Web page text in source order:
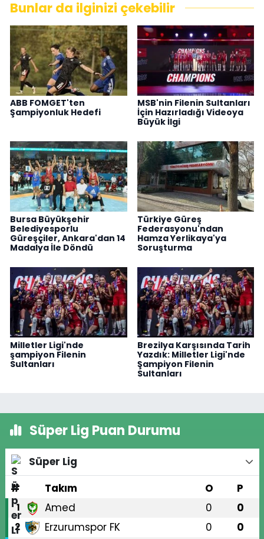
Bunlar da ilginizi çekebilir
ABB FOMGET'ten
Şampiyonluk Hedefi
MSB'nin Filenin Sultanları
İçin Hazırladığı Videoya
Büyük İlgi
Bursa Büyükşehir
Belediyesporlu
Güreşçiler, Ankara'dan 14
Madalya İle Döndü
Türkiye Güreş
Federasyonu'ndan
Hamza Yerlikaya'ya
Soruşturma
Milletler Ligi'nde
şampiyon Filenin
Sultanları
Brezilya Karşısında Tarih
Yazdık: Milletler Ligi'nde
Şampiyon Filenin
Sultanları
Süper Lig Puan Durumu
Süper Lig
#
Takım O P
1 Amed 0 0
2 Erzurumspor FK 0 0